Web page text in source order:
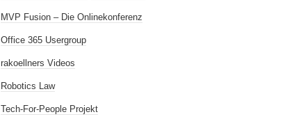
MVP Fusion – Die Onlinekonferenz
Office 365 Usergroup
rakoellners Videos
Robotics Law
Tech-For-People Projekt